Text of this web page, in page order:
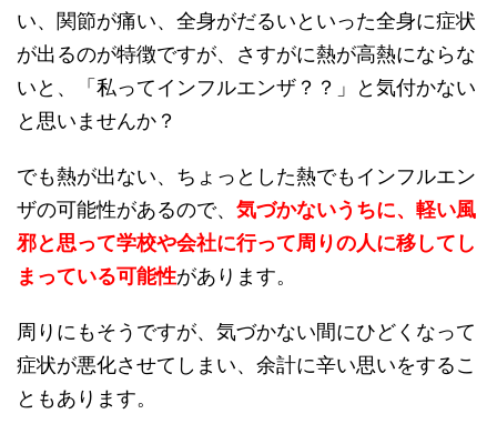
い、関節が痛い、全身がだるいといった全身に症状
が出るのが特徴ですが、さすがに熱が高熱にならな
いと、「私ってインフルエンザ？？」と気付かない
と思いませんか？
でも熱が出ない、ちょっとした熱でもインフルエン
ザの可能性があるので、 気づかないうちに、軽い風
邪と思って学校や会社に行って周りの人に移してし
まっている可能性があります。
周りにもそうですが、気づかない間にひどくなって
症状が悪化させてしまい、余計に辛い思いをするこ
ともあります。